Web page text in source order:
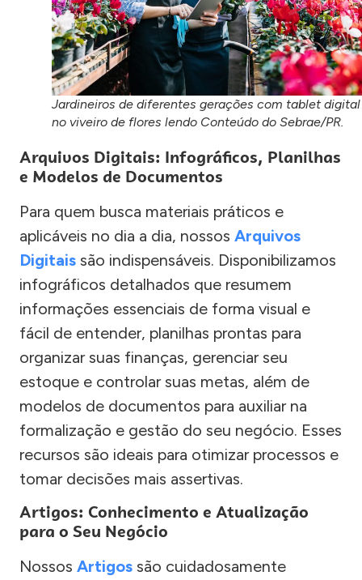
Jardineiros de diferentes gerações com tablet digital
no viveiro de flores lendo Conteúdo do Sebrae/PR.
Arquivos Digitais: Infográficos, Planilhas
e Modelos de Documentos
Para quem busca materiais práticos e
aplicáveis no dia a dia, nossos Arquivos
Digitais são indispensáveis. Disponibilizamos
infográficos detalhados que resumem
informações essenciais de forma visual e
fácil de entender, planilhas prontas para
organizar suas finanças, gerenciar seu
estoque e controlar suas metas, além de
modelos de documentos para auxiliar na
formalização e gestão do seu negócio. Esses
recursos são ideais para otimizar processos e
tomar decisões mais assertivas.
Artigos: Conhecimento e Atualização
para o Seu Negócio
Nossos Artigos são cuidadosamente